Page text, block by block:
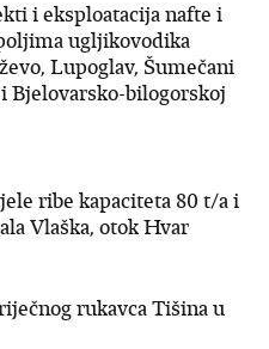
i eksploatacija nafte i
ugljikovodika
Lupoglav, Šumečani
Bjelovarsko-bilogorskoj
ribe kapaciteta 80 t/a i
Vlaška, otok Hvar
rukavca Tišina u